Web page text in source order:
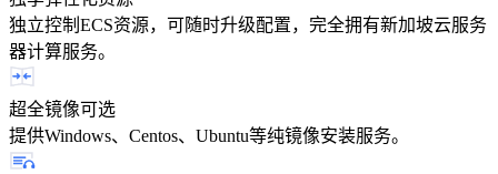
独立控制ECS资源，可随时升级配置，完全拥有新加坡云服务
器计算服务。
超全镜像可选
提供Windows、Centos、Ubuntu等纯镜像安装服务。